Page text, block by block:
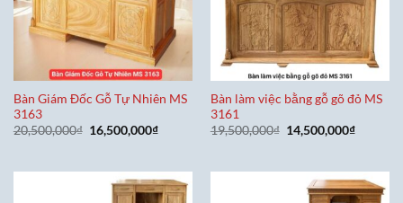
Bàn Giám Đốc Gỗ Tự Nhiên MS
3163
20,500,000₫ Giá
gốc
16,500,000₫Giá
16,500,000₫.
Bàn làm việc bằng gỗ gõ đỏ MS
3161
19,500,000₫ Giá
gốc
14,500,000₫Giá